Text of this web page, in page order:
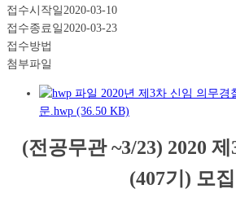
접수시작일2020-03-10
접수종료일2020-03-23
접수방법
첨부파일
2020년 제3차 신임 의무경
문.hwp (36.50 KB)
(전공무관~3/23) 2020 제
(407기 ) 모집